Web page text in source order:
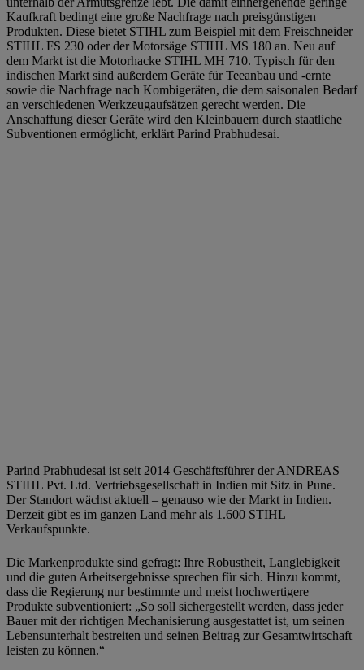
Kaufkraft bedingt eine große Nachfrage nach preisgünstigen
Produkten. Diese bietet STIHL zum Beispiel mit dem Freischneider
STIHL FS 230 oder der Motorsäge STIHL MS 180 an. Neu auf
dem Markt ist die Motorhacke STIHL MH 710. Typisch für den
indischen Markt sind außerdem Geräte für Teeanbau und -ernte
sowie die Nachfrage nach Kombigeräten, die dem saisonalen Bedarf
an verschiedenen Werkzeugaufsätzen gerecht werden. Die
Anschaffung dieser Geräte wird den Kleinbauern durch staatliche
Subventionen ermöglicht, erklärt Parind Prabhudesai.
Parind Prabhudesai ist seit 2014 Geschäftsführer der ANDREAS
STIHL Pvt. Ltd. Vertriebsgesellschaft in Indien mit Sitz in Pune.
Der Standort wächst aktuell – genauso wie der Markt in Indien.
Derzeit gibt es im ganzen Land mehr als 1.600 STIHL
Verkaufspunkte.
Die Markenprodukte sind gefragt: Ihre Robustheit, Langlebigkeit
und die guten Arbeitsergebnisse sprechen für sich. Hinzu kommt,
dass die Regierung nur bestimmte und meist hochwertigere
Produkte subventioniert: „So soll sichergestellt werden, dass jeder
Bauer mit der richtigen Mechanisierung ausgestattet ist, um seinen
Lebensunterhalt bestreiten und seinen Beitrag zur Gesamtwirtschaft
leisten zu können.“